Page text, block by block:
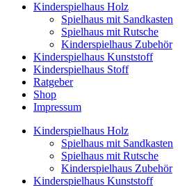
Kinderspielhaus Holz
Spielhaus mit Sandkasten
Spielhaus mit Rutsche
Kinderspielhaus Zubehör
Kinderspielhaus Kunststoff
Kinderspielhaus Stoff
Ratgeber
Shop
Impressum
Kinderspielhaus Holz
Spielhaus mit Sandkasten
Spielhaus mit Rutsche
Kinderspielhaus Zubehör
Kinderspielhaus Kunststoff